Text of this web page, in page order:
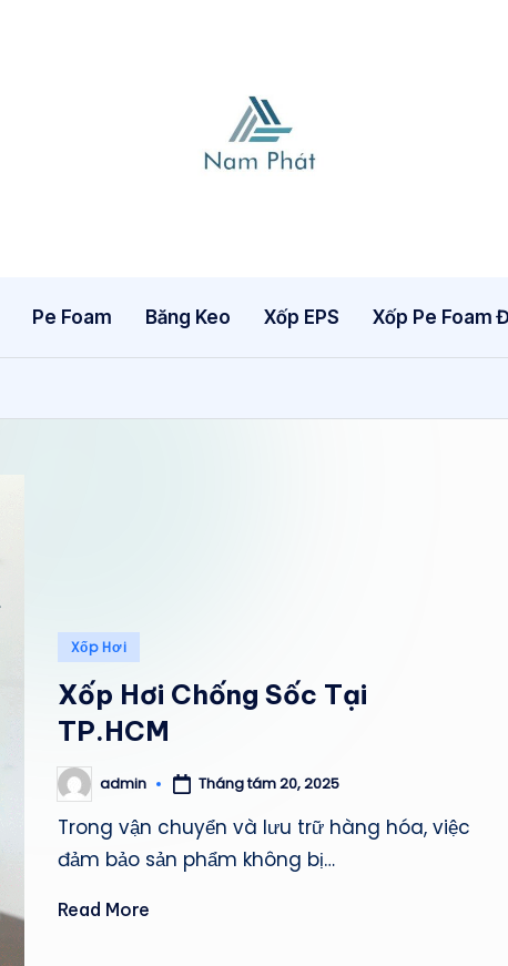
X
H
Ơ
Á
Pe Foam Băng Keo Xốp EPS Xốp Pe Foam
Posted
Xốp Hơi
Xốp Hơi Chống Sốc Tại
TP.HCM
Posted
by
admin Tháng tám 20, 2025
Trong vận chuyển và lưu trữ hàng hóa, việc
đảm bảo sản phẩm không bị…
Read More